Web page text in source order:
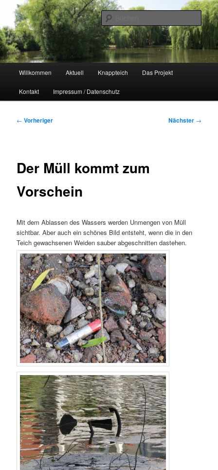
primären
Inhalt
springenUnser Knappteich
Naherholungsgebiet im Chemnitzer Yorckgebiet
Willkommen Aktuell Knappteich Das Projekt
Kontakt Impressum / Datenschutz
Beitragsnavigation
← Vorheriger Nächster →
Der Müll kommt zum
Vorschein
Mit dem Ablassen des Wassers werden Unmengen von Müll
sichtbar. Aber auch ein schönes Bild entsteht, wenn die in den
Teich gewachsenen Weiden sauber abgeschnitten dastehen.